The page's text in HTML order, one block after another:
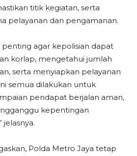
titik kegiatan, serta
pelayanan dan pengamanan.
agar kepolisian dapat
korlap, mengetahui jumlah
serta menyiapkan pelayanan
semua dilakukan untuk
pendapat berjalan aman,
kepentingan
jelasnya.
Polda Metro Jaya tetap